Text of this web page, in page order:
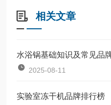
相关文章
水浴锅基础知识及常见品
2025-08-11
实验室冻干机品牌排行榜